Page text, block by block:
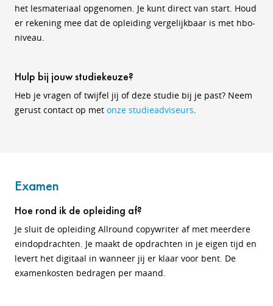
het lesmateriaal opgenomen. Je kunt direct van start. Houd
er rekening mee dat de opleiding vergelijkbaar is met hbo-
niveau.
Hulp bij jouw studiekeuze?
Heb je vragen of twijfel jij of deze studie bij je past? Neem
gerust contact op met onze studieadviseurs.
Examen
Hoe rond ik de opleiding af?
Je sluit de opleiding Allround copywriter af met meerdere
eindopdrachten. Je maakt de opdrachten in je eigen tijd en
levert het digitaal in wanneer jij er klaar voor bent. De
examenkosten bedragen per maand.